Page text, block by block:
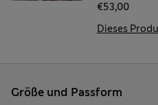
€53,00
Dieses
Größe und Passform